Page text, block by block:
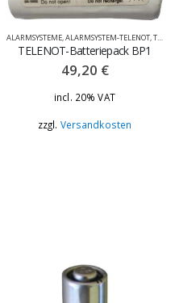
BATTERIEN & AKKUS
ALARMSYSTEME,ALARMSYSTEM-TELENOT,TELENOT-BATTERIEBACK
TELENOT-Batteriepack BP1
49,20 €
incl. 20% VAT
zzgl. Versandkosten